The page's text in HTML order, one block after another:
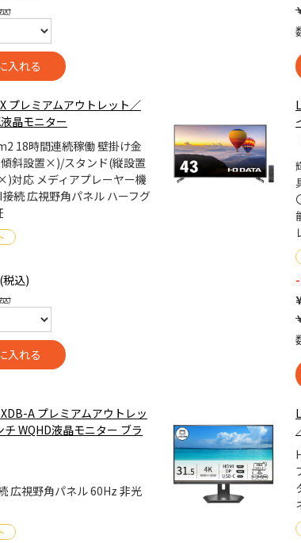
プレミアムアウトレット／
晶モニター
18時間連続稼働 壁掛け金
斜設置×)/スタンド(縦設置
対応 メディアプレーヤー機
続 広視野角パネル ハーフグ
A プレミアムアウトレッ
チ WQHD液晶モニター ブラ
広視野角パネル 60Hz 非光